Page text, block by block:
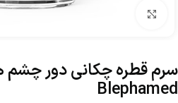
سرم قطره چکانی دور چشم
Blephamed